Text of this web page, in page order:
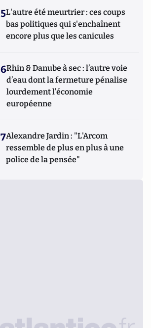
5L'autre été meurtrier : ces coups
bas politiques qui s'enchaînent
encore plus que les canicules
6Rhin & Danube à sec : l’autre voie
d’eau dont la fermeture pénalise
lourdement l’économie
européenne
7Alexandre Jardin : "L'Arcom
ressemble de plus en plus à une
police de la pensée"